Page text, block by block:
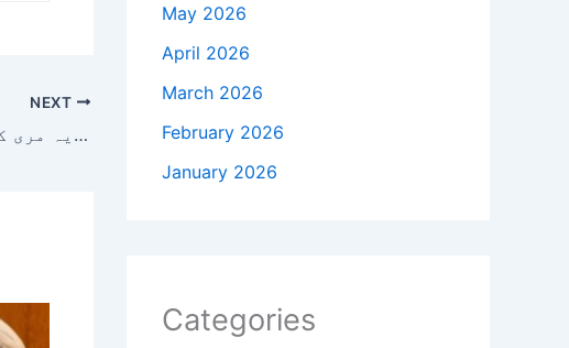
NEXT
جھاڑ پلانے کے بعد بلاول بھٹو زرداری کو شازیہ مری کیساتھ رویے کا احساس ہوگیا
May 2026
April 2026
March 2026
February 2026
January 2026
Categories